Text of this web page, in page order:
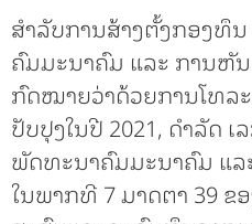
ສໍາລັບການສ້າງຕັ້ງກອງທຶ
ຄົມມະນາຄົມ ແລະ ການຫັນ
ກົດໝາຍວ່າດ້ວຍການໂທລ
ປັບປຸງໃນປີ 2021, ດໍາລັດ
ພັດທະນາຄົມມະນາຄົມ ແລ
ໃນພາກທີ 7 ມາດຕາ 39